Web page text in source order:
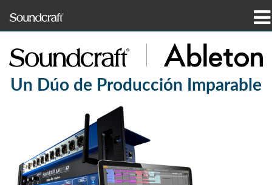
soporte
Un Dúo de Producción Imparable